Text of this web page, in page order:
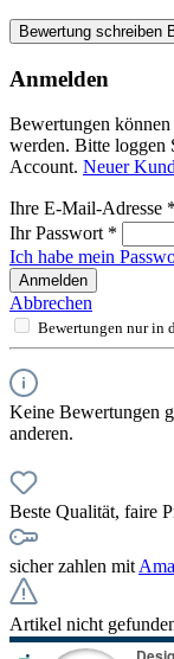
Bewertung schreiben
Anmelden
Bewertungen können
werden. Bitte loggen
Account. Neuer
Ihre E-Mail-Adresse *
Ihr Passwort *
Ich habe mein
Anmelden
Abbrechen
Bewertungen nur in
Keine Bewertungen
anderen.
Beste Qualität, faire
sicher zahlen mit
Artikel nicht